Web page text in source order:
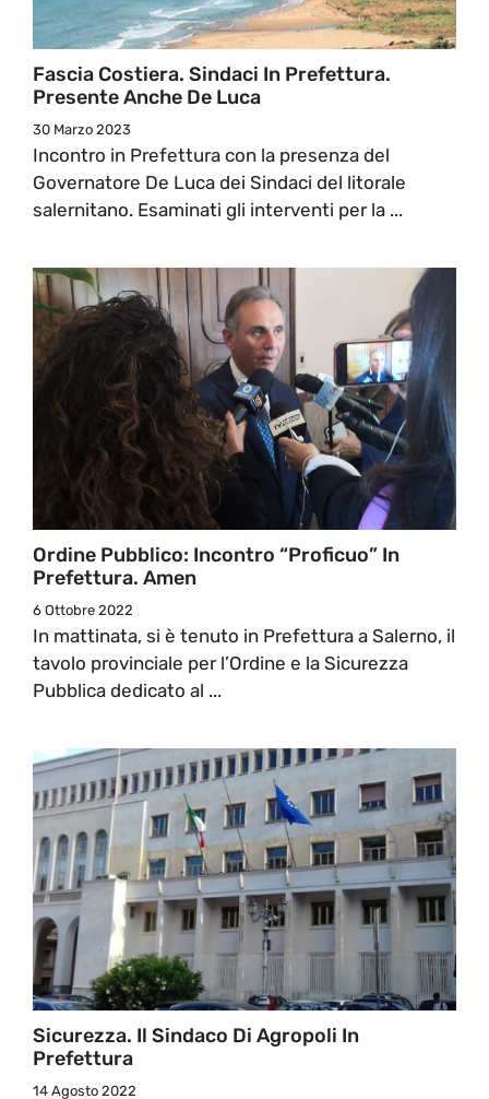
Fascia Costiera. Sindaci In Prefettura.
Presente Anche De Luca
30 Marzo 2023
Incontro in Prefettura con la presenza del
Governatore De Luca dei Sindaci del litorale
salernitano. Esaminati gli interventi per la ...
Ordine Pubblico: Incontro “proficuo” In
Prefettura. Amen
6 Ottobre 2022
In mattinata, si è tenuto in Prefettura a Salerno, il
tavolo provinciale per l’Ordine e la Sicurezza
Pubblica dedicato al ...
Sicurezza. Il Sindaco Di Agropoli In
Prefettura
14 Agosto 2022